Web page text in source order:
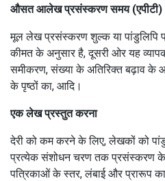
औसत आलेख प्रसंस्करण समय (एपीटी)
मूल लेख प्रसंस्करण शुल्क या पांडुलिपि
कीमत के अनुसार है, दूसरी ओर यह
समीकरण, संख्या के अतिरिक्त बढ़ाव के
के पृष्ठों का, आदि।
एक लेख प्रस्तुत करना
देरी को कम करने के लिए, लेखकों को
प्रत्येक संशोधन चरण तक प्रसंस्करण
पत्रिकाओं के स्तर, लंबाई और प्रारूप